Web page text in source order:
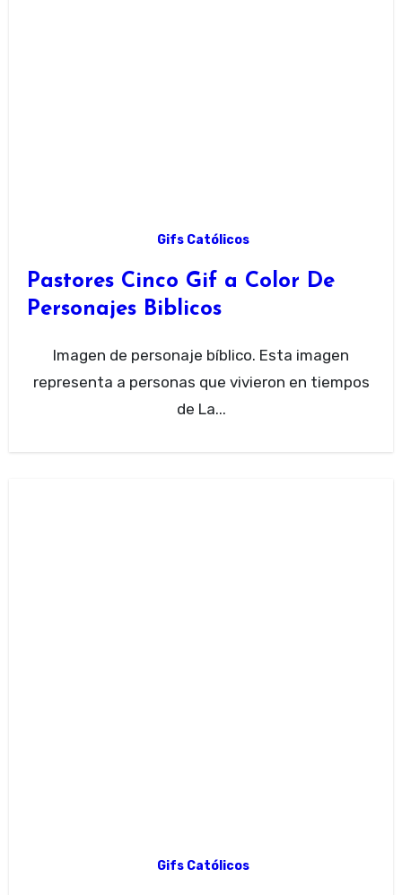
Gifs Católicos
Pastores Cinco Gif a Color De
Personajes Biblicos
Imagen de personaje bíblico. Esta imagen
representa a personas que vivieron en tiempos
de La...
Gifs Católicos